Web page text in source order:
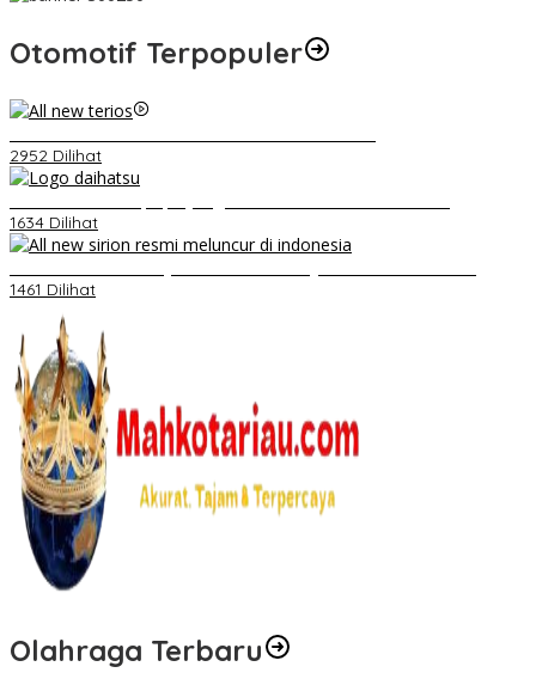
Otomotif Terpopuler
2952 Dilihat
1634 Dilihat
1461 Dilihat
Olahraga Terbaru